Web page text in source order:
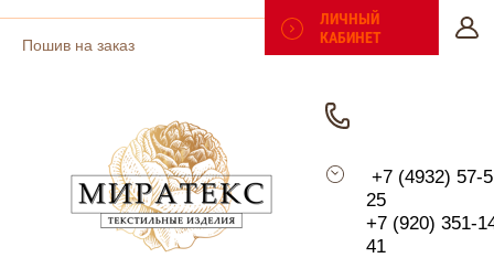
Пошив на заказ
Таблицы размеров
Отзывы
ЛИЧНЫЙ
КАБИНЕТ
+7 (4932) 57-
25
+7 (920) 351-
41